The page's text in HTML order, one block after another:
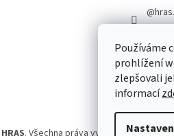
Používáme
prohlížení
zlepšovali
informací
HRAS. Všechna práva vyhrazena.Upravit